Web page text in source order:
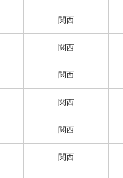
関西
関西
関西
関西
関西
関西